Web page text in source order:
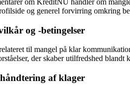
om KreditNU handler om
og generel forvirring omkring
og -betingelser
til mangel på klar
der skaber utilfredshed blandt
af klager